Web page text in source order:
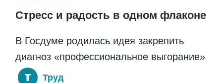
Стресс и радость в одном флаконе
В Госдуме родилась идея закрепить
диагноз «профессиональное выгорание»
Труд